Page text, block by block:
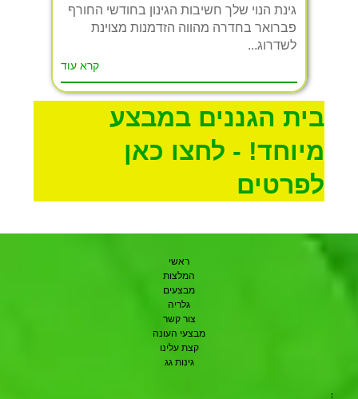
בית הגננים במבצע
מיוחד! - לחצו כאן
לפרטים
גינת הנוי שלך חשיבות הגינון בחודשי החורף
פברואר בחדרה מהווה הזדמנות מצוינת
לשדרוג...
קרא עוד
ראשי
המלצות
מבצעים
גלריה
צור קשר
מבצעי העונה
קצת עלינו
גינות גג